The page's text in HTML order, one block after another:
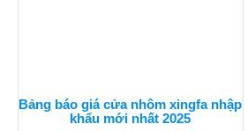
Bảng báo giá cửa nhôm xingfa nhập
khẩu mới nhất 2025